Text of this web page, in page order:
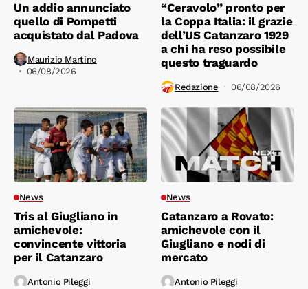
Un addio annunciato
quello di Pompetti
acquistato dal Padova
Maurizio Martino
06/08/2026
“Ceravolo” pronto per
la Coppa Italia: il grazie
dell’US Catanzaro 1929
a chi ha reso possibile
questo traguardo
Redazione 06/08/2026
News
Tris al Giugliano in
amichevole:
convincente vittoria
per il Catanzaro
Antonio Pileggi
News
Catanzaro a Rovato:
amichevole con il
Giugliano e nodi di
mercato
Antonio Pileggi